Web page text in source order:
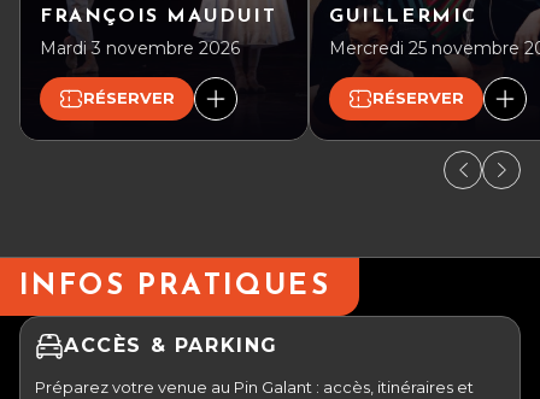
FRANÇOIS MAUDUIT
Mardi 3 novembre 2026
RÉSERVER
GUILLERMIC
Mercredi 25 novembre
RÉSERVER
INFOS PRATIQUES
ACCÈS & PARKING
Préparez votre venue au Pin Galant : accès, itinéraires et